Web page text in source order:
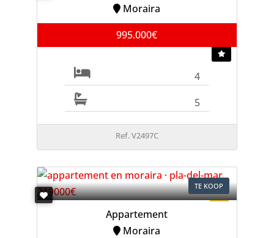
Moraira
995.000€
4
5
Ref. V2497C
TE KOOP
Appartement
Moraira